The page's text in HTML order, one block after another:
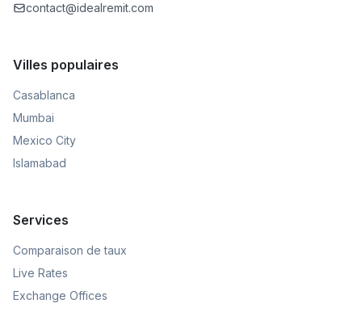
contact@idealremit.com
Villes populaires
Casablanca
Mumbai
Mexico City
Islamabad
Services
Comparaison de taux
Live Rates
Exchange Offices